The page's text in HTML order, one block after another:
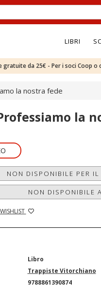
LIBRI
gratuite da 25€ - Per i soci Coop
la nostra fede
la
NON DISPONIBILE PER
NON DISPONIBILE
Libro
Trappiste Vitorchiano
9788861390874